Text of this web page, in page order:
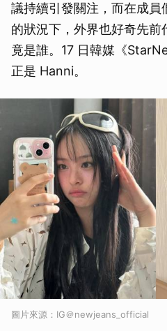
議持續引發關注，而在成員
的狀況下，外界也好奇先
竟是誰。17 日韓媒《
正是 Hanni。
圖片來源：IG＠newjeans_official